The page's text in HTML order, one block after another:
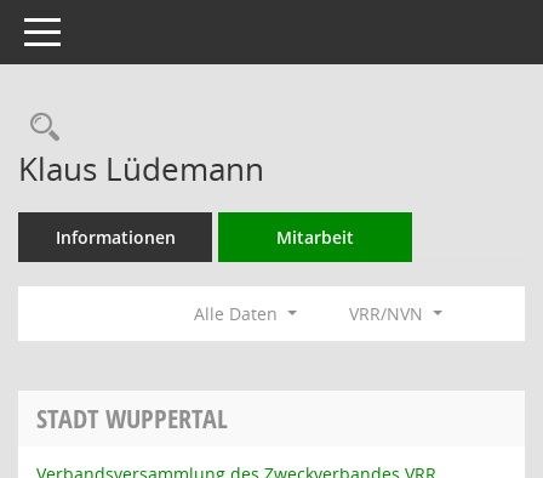
Toggle navigation
Rechercheauswahl
Klaus Lüdemann
Informationen Mitarbeit
Alle Daten VRR/NVN
STADT WUPPERTAL